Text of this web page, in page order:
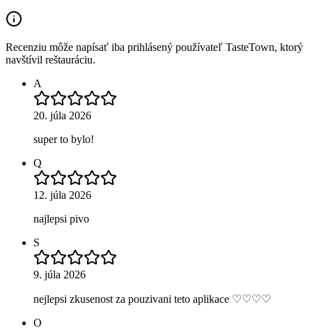
Recenziu môže napísať iba prihlásený používateľ TasteTown, ktorý
navštívil reštauráciu.
A
20. júla 2026
super to bylo!
Q
12. júla 2026
najlepsi pivo
S
9. júla 2026
nejlepsi zkusenost za pouzivani teto aplikace ♡♡♡♡
O